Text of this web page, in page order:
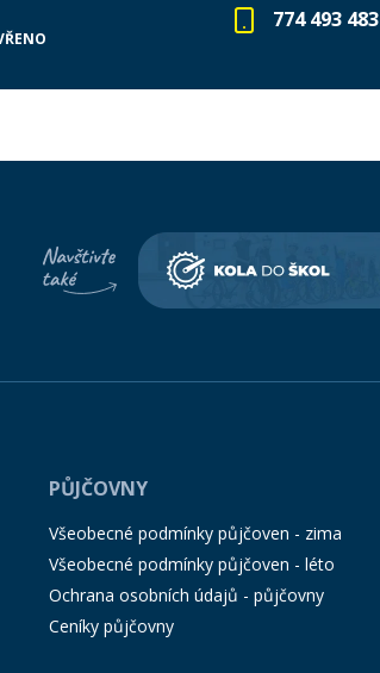
774 493 483
PŮJČOVNY
Všeobecné podmínky půjčoven - zima
Všeobecné podmínky půjčoven - léto
Ochrana osobních údajů - půjčovny
Ceníky půjčovny